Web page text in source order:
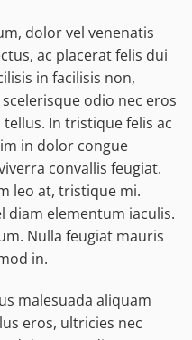
dolor vel venenatis
ac placerat felis dui
in facilisis non,
odio nec eros
In tristique felis ac
in dolor congue
convallis feugiat.
leo at, tristique mi.
diam elementum iaculis.
Nulla feugiat mauris
in.
malesuada aliquam
eros, ultricies nec